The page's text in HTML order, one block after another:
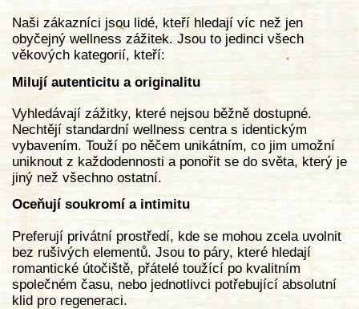
Naši zákazníci jsou lidé, kteří hledají víc než jen
obyčejný wellness zážitek. Jsou to jedinci všech
věkových kategorií, kteří:
Milují autenticitu a originalitu
Vyhledávají zážitky, které nejsou běžně dostupné.
Nechtějí standardní wellness centra s identickým
vybavením. Touží po něčem unikátním, co jim umožní
uniknout z každodennosti a ponořit se do světa, který je
jiný než všechno ostatní.
Oceňují soukromí a intimitu
Preferují privátní prostředí, kde se mohou zcela uvolnit
bez rušivých elementů. Jsou to páry, které hledají
romantické útočiště, přátelé toužící po kvalitním
společném času, nebo jednotlivci potřebující absolutní
klid pro regeneraci.